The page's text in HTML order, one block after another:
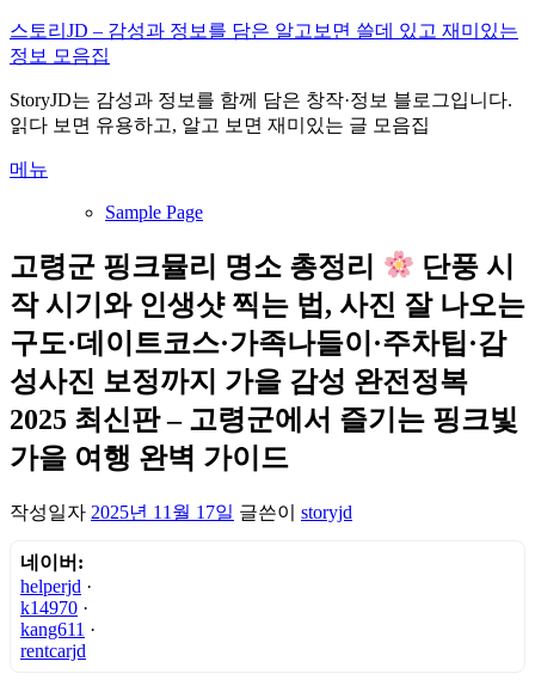
내
용
로
바
가
스토리JD – 감성과 정보를 담은 알고보면 쓸데 있고 재미있는
정보 모음집
StoryJD는 감성과 정보를 함께 담은 창작·정보 블로그입니다.
읽다 보면 유용하고, 알고 보면 재미있는 글 모음집
메뉴
Sample Page
고령군 핑크뮬리 명소 총정리
단풍 시
작 시기와 인생샷 찍는 법, 사진 잘 나오는
구도·데이트코스·가족나들이·주차팁·감
성사진 보정까지 가을 감성 완전정복
2025 최신판 – 고령군에서 즐기는 핑크빛
가을 여행 완벽 가이드
작성일자 2025년 11월 17일 글쓴이 storyjd
네이버:
helperjd ·
k14970 ·
kang611 ·
rentcarjd